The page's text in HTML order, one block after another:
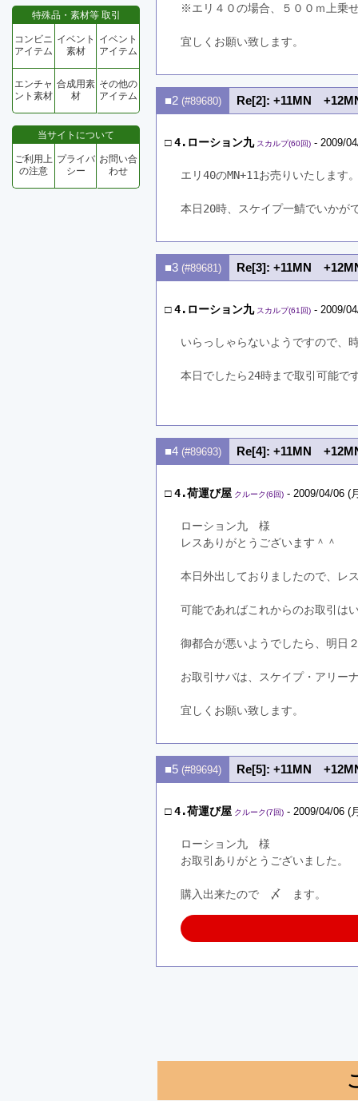
特殊品・素材等 取引
コンビニ
アイテム
イベント
素材
イベント
アイテム
エンチャ
ント素材
合成用素
材
その他の
アイテム
当サイトについて
ご利用上
の注意
プライバ
シー
お問い合
わせ
※エリ４０の場合、５００ｍ上乗
宜しくお願い致します。
■2 (#89680) Re[2]: +11MN
□4.ローション九 スカルプ(60回) - 2009/
エリ40のMN+11お売りいたします
本日20時、スケイプ一鯖でいかが
■3 (#89681) Re[3]: +11MN
□4.ローション九 スカルプ(61回) - 2009/
いらっしゃらないようですので、
本日でしたら24時まで取引可能で
■4 (#89693) Re[4]: +11MN
□4.荷運び屋 クルーク(6回) - 2009/04/06 (
ローション九　様
レスありがとうございます＾＾
本日外出しておりましたので、レ
可能であればこれからのお取引は
御都合が悪いようでしたら、明日
お取引サバは、スケイプ・アリー
宜しくお願い致します。
■5 (#89694) Re[5]: +11MN
□4.荷運び屋 クルーク(7回) - 2009/04/06 (
ローション九　様
お取引ありがとうございました。
購入出来たので　〆　ます。